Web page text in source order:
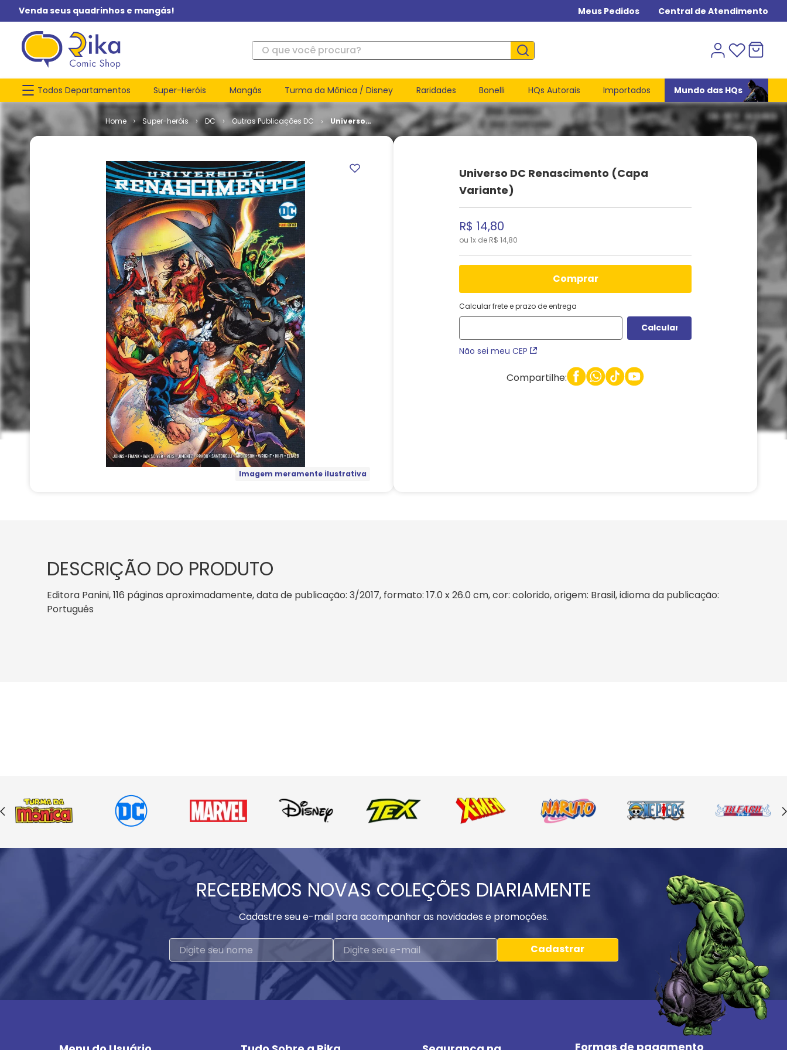
Venda seus quadrinhos e mangás! Meus Pedidos Central de Atendimento
O que você procura?
Todos Departamentos Super-Heróis Mangás Turma da Mônica / Disney Raridades Bonelli HQs Autorais Importados Mundo das HQs
Super-heróis DC Outras Publicações DC
Universo
DC
Variante)
Imagem meramente ilustrativa
Universo DC Renascimento (Capa
Variante)
R$ 14,80
ou 1x de R$ 14,80
comprar
Calcular frete e prazo de entrega
Não sei meu CEP
Compartilhe:
DESCRIÇÃO DO PRODUTO
Editora Panini, 116 páginas aproximadamente, data de publicação: 3/2017, formato: 17.0 x 26.0 cm, cor: colorido, origem: Brasil, idioma da publicação:
Português
RECEBEMOS NOVAS COLEÇÕES DIARIAMENTE
Cadastre seu e-mail para acompanhar as novidades e promoções.
Cadastrar
Formas de pagamento